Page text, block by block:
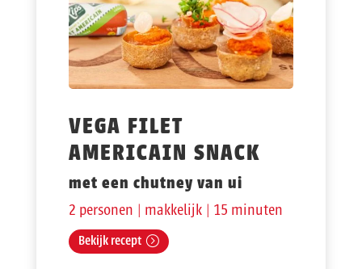
VEGA FILET
AMERICAIN SNACK
met een chutney van ui
2 personen | makkelijk | 15 minuten
Bekijk recept